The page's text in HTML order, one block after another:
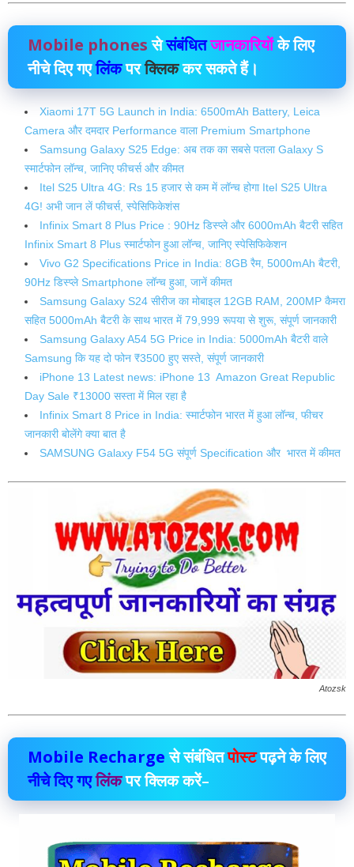
Mobile phonesसेसंबंधितजानकारियोंके लिए
नीचे दिए गएलिंकपरक्लिककर सकते हैं।
Xiaomi 17T 5G Launch in India: 6500mAh Battery, Leica
Camera और दमदार Performance वाला Premium Smartphone
Samsung Galaxy S25 Edge: अब तक का सबसे पतला Galaxy S
स्मार्टफोन लॉन्च, जानिए फीचर्स और कीमत
Itel S25 Ultra 4G: Rs 15 हजार से कम में लॉन्‍च होगा Itel S25 Ultra
4G! अभी जान लें फीचर्स, स्‍पेसिफ‍िकेशंस
Infinix Smart 8 Plus Price : 90Hz डिस्प्ले और 6000mAh बैटरी सहित
Infinix Smart 8 Plus स्मार्टफोन हुआ लॉन्च, जानिए स्पेसिफिकेशन
Vivo G2 Specifications Price in India: 8GB रैम, 5000mAh बैटरी,
90Hz डिस्प्ले Smartphone लॉन्च हुआ, जानें कीमत
Samsung Galaxy S24 सीरीज का मोबाइल 12GB RAM, 200MP कैमरा
सहित 5000mAh बैटरी के साथ भारत में 79,999 रूपया से शुरू, संपूर्ण जानकारी
Samsung Galaxy A54 5G Price in India: 5000mAh बैटरी वाले
Samsung कि यह दो फोन ₹3500 हुए सस्ते, संपूर्ण जानकारी
iPhone 13 Latest news: iPhone 13 Amazon Great Republic
Day Sale ₹13000 सस्ता में मिल रहा है
Infinix Smart 8 Price in India: स्मार्टफोन भारत में हुआ लॉन्च, फीचर
जानकारी बोलेंगे क्या बात है
SAMSUNG Galaxy F54 5G संपूर्ण Specification और भारत में कीमत
Atozsk
Mobile Rechargeसे संबंधितपोस्टपढ़ने के लिए
नीचे दिए गएलिंकपर क्लिक करें–